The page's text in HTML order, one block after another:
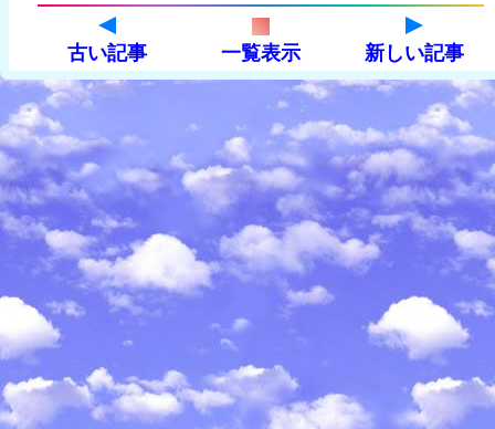
古い記事 一覧表示 新しい記事